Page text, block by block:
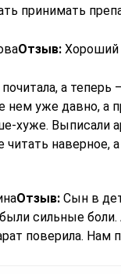
принимать
Отзыв: Хороший
почитала, а
нем уже давно, а
хуже. Выписали
наверное,
Отзыв: Сын в
сильные
поверила. Нам